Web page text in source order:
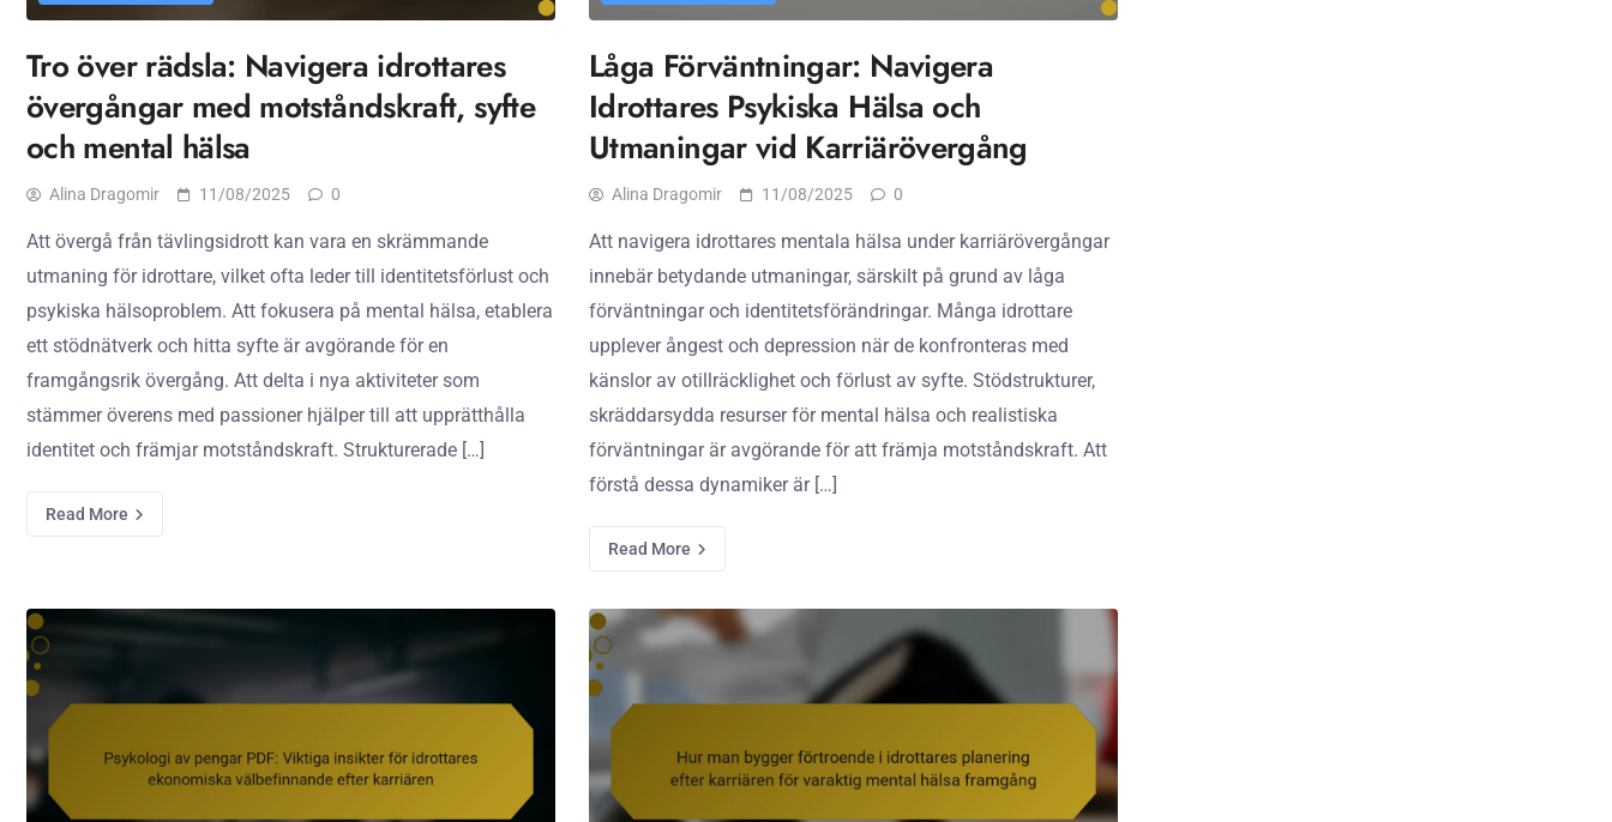
Tro över rädsla: Navigera idrottares
övergångar med motståndskraft, syfte
och mental hälsa
Alina Dragomir 11/08/2025 0
Att övergå från tävlingsidrott kan vara en skrämmande
utmaning för idrottare, vilket ofta leder till identitetsförlust och
psykiska hälsoproblem. Att fokusera på mental hälsa, etablera
ett stödnätverk och hitta syfte är avgörande för en
framgångsrik övergång. Att delta i nya aktiviteter som
stämmer överens med passioner hjälper till att upprätthålla
identitet och främjar motståndskraft. Strukturerade […]
Read More
Låga Förväntningar: Navigera
Idrottares Psykiska Hälsa och
Utmaningar vid Karriärövergång
Alina Dragomir 11/08/2025 0
Att navigera idrottares mentala hälsa under karriärövergångar
innebär betydande utmaningar, särskilt på grund av låga
förväntningar och identitetsförändringar. Många idrottare
upplever ångest och depression när de konfronteras med
känslor av otillräcklighet och förlust av syfte. Stödstrukturer,
skräddarsydda resurser för mental hälsa och realistiska
förväntningar är avgörande för att främja motståndskraft. Att
förstå dessa dynamiker är […]
Read More